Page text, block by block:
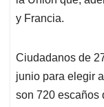
y Francia.
Ciudadanos de
junio para elegir
son 720 escaños